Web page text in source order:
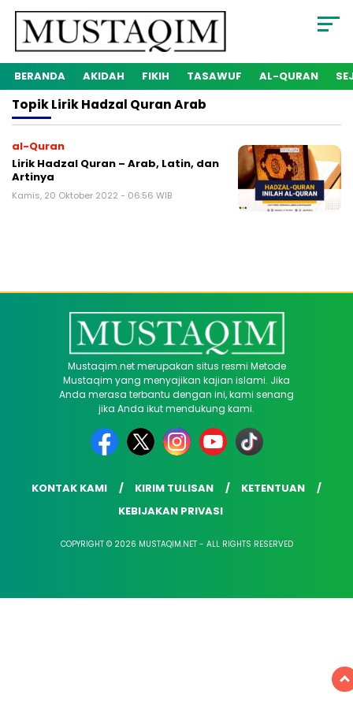
BERANDA AKIDAH FIKIH TASAWUF AL-QURAN
TopikLirik Hadzal Quran Arab
al-Quran
Lirik Hadzal Quran – Arab, Latin, dan
Artinya
Kamis, 20 Oktober 2022 - 06:56 WIB
Mustaqim.net merupakan situs resmi Metode
Mustaqim yang menyajikan kajian islami. Jika
Anda merasa terbantu dengan ini, kami senang
jika Anda ikut mendukung kami.
KONTAK KAMI KIRIM TULISAN
KETENTUAN
KEBIJAKAN PRIVASI
COPYRIGHT © 2026 MUSTAQIM.NET - ALL RIGHTS RESERVED